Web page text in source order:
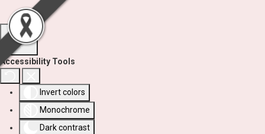
Accessibility Tools
Invert colors
Monochrome
Dark contrast